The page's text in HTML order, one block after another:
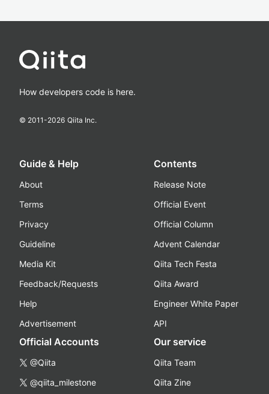
How developers code is here.
© 2011-2026 Qiita Inc.
Guide & Help
About
Terms
Privacy
Guideline
Media Kit
Feedback/Requests
Help
Advertisement
Contents
Release Note
Official Event
Official Column
Advent Calendar
Qiita Tech Festa
Qiita Award
Engineer White Paper
API
Official Accounts
@Qiita
@qiita_milestone
Our service
Qiita Team
Qiita Zine